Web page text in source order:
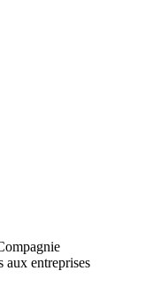
aux entreprises